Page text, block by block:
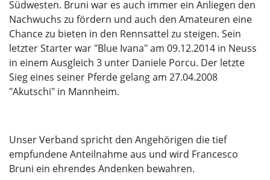
Südwesten. Bruni war es auch immer ein Anliegen den
Nachwuchs zu fördern und auch den Amateuren eine
Chance zu bieten in den Rennsattel zu steigen. Sein
letzter Starter war "Blue Ivana" am 09.12.2014 in Neuss
in einem Ausgleich 3 unter Daniele Porcu. Der letzte
Sieg eines seiner Pferde gelang am 27.04.2008
"Akutschi" in Mannheim.
Unser Verband spricht den Angehörigen die tief
empfundene Anteilnahme aus und wird Francesco
Bruni ein ehrendes Andenken bewahren.